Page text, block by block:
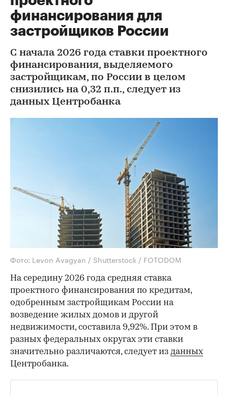
финансирования для
застройщиков России
С начала 2026 года ставки проектного
финансирования, выделяемого
застройщикам, по России в целом
снизились на 0,32 п.п., следует из
данных Центробанка
Фото: Levon Avagyan / Shutterstock / FOTODOM
На середину 2026 года средняя ставка
проектного финансирования по кредитам,
одобренным застройщикам России на
возведение жилых домов и другой
недвижимости, составила 9,92%. При этом в
разных федеральных округах эти ставки
значительно различаются, следует из данных
Центробанка.